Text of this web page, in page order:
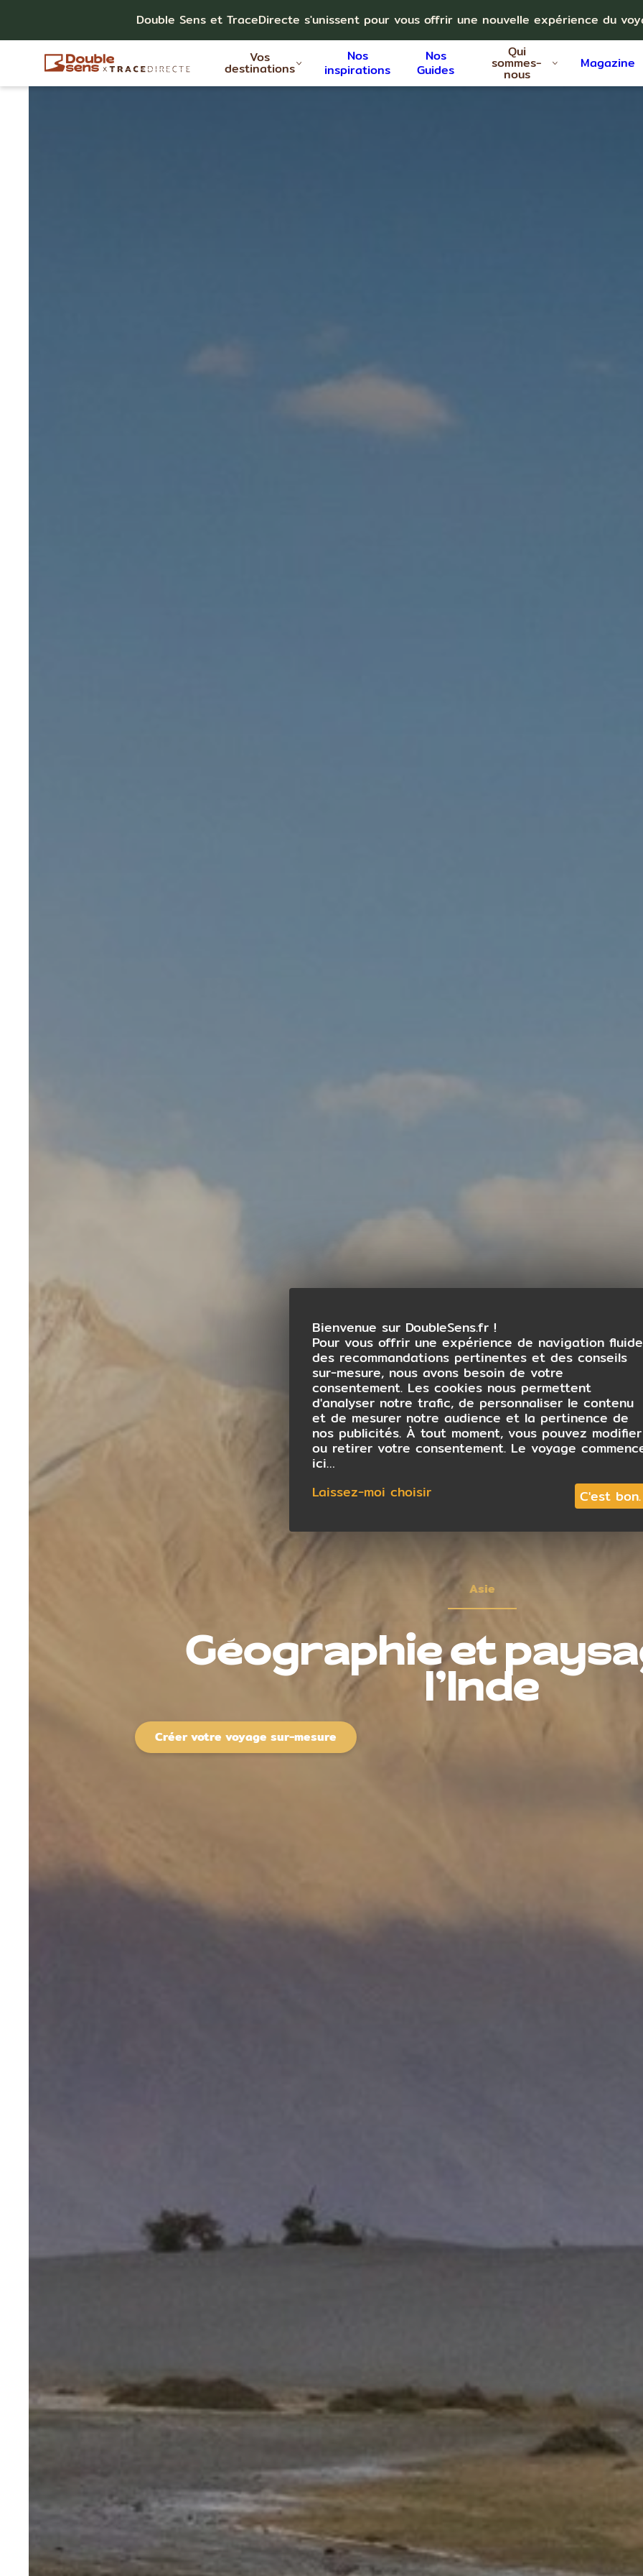
Double Sens et TraceDirecte s'unissent pour vous offrir une nouvelle expérience du
Vos
destinations
Nos
inspirations
Nos
Guides
Qui
sommes-
nous
Magazine
Asie
Géographie et
l’Inde
Créer votre voyage sur-mesure
Bienvenue sur DoubleSens.fr !
Pour vous offrir une expérience de navigation
des recommandations pertinentes et des conseils
sur-mesure, nous avons besoin de votre
consentement. Les cookies nous permettent
d'analyser notre trafic, de personnaliser le contenu
et de mesurer notre audience et la pertinence de
nos publicités. À tout moment, vous pouvez modifier
ou retirer votre consentement. Le voyage
ici…
Laissez-moi choisir
C'est bon.